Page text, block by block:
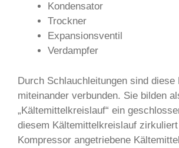
Kondensator
Trockner
Expansionsventil
Verdampfer
Durch Schlauchleitungen sind diese
miteinander verbunden. Sie bilden
„Kältemittelkreislauf“ ein
diesem Kältemittelkreislauf
Kompressor angetriebene